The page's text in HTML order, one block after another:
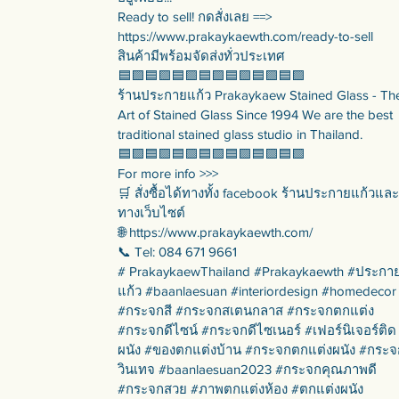
Ready to sell! กดสั่งเลย ==>
https://www.prakaykaewth.com/ready-to-sell
สินค้ามีพร้อมจัดส่งทั่วประเทศ
🟦🟪🟦🟪🟦🟪🟦🟪🟦🟪🟦🟪🟦🟪
ร้านประกายแก้ว Prakaykaew Stained Glass -
Art of Stained Glass Since 1994 We are the best
traditional stained glass studio in Thailand.
🟦🟪🟦🟪🟦🟪🟦🟪🟦🟪🟦🟪🟦🟪
For more info >>>
🛒 สั่งซื้อได้ทางทั้ง facebook ร้านประกายแก้วและ
ทางเว็บไซต์
🌐 https://www.prakaykaewth.com/
📞 Tel: 084 671 9661
# PrakaykaewThailand #Prakaykaewth #ประกา
แก้ว #baanlaesuan #interiordesign #homedecor
#กระจกสี #กระจกสเตนกลาส #กระจกตกแต่ง
#กระจกดีไซน์ #กระจกดีไซเนอร์ #เฟอร์นิเจอร์ติด
ผนัง #ของตกแต่งบ้าน #กระจกตกแต่งผนัง #กระจ
วินเทจ #baanlaesuan2023 #กระจกคุณภาพดี
#กระจกสวย #ภาพตกแต่งห้อง #ตกแต่งผนัง